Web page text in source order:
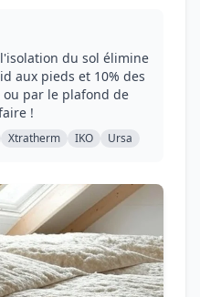
du sol élimine
aux pieds et 10% des
ou par le plafond de
!
Xtratherm IKO Ursa